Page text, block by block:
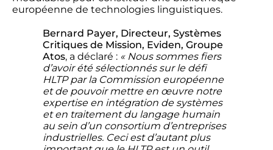
européenne de technologies linguistiques.
Bernard Payer, Directeur, Systèmes
Critiques de Mission, Eviden, Groupe
Atos, a déclaré : « Nous sommes fiers
d’avoir été sélectionnés sur le défi
HLTP par la Commission européenne
et de pouvoir mettre en œuvre notre
expertise en intégration de systèmes
et en traitement du langage humain
au sein d’un consortium d’entreprises
industrielles. Ceci est d’autant plus